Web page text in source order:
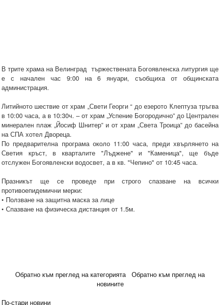
В трите храма на Велинград тържествената Богоявленска литургия ще
е с начален час 9:00 на 6 януари, съобщиха от общинската
администрация.
Литийното шествие от храм „Свети Георги “ до езерото Клептуза тръгва
в 10:00 часа, а в 10:30ч. – от храм „Успение Богородично” до Централен
минерален плаж „Йосиф Шнитер” и от храм „Света Троица” до басейна
на СПА хотел Двореца.
По предварителна програма около 11:00 часа, преди хвърлянето на
Светия кръст, в кварталите "Лъджене" и "Каменица", ще бъде
отслужен Богоявленски водосвет, а в кв. "Чепино" от 10:45 часа.
Празникът ще се проведе при строго спазване на всички
противоепидемични мерки:
• Ползване на защитна маска за лице
• Спазване на физическа дистанция от 1.5м.
Обратно към преглед на категорията
Обратно към преглед на
новините
По-стари новини